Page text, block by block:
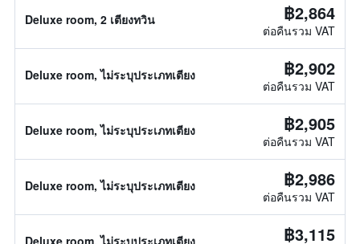
Deluxe room, 2 เตียงทวิน ฿2,864
ต่อคืนรวม VAT
Deluxe room, ไม่ระบุประเภทเตียง ฿2,902
ต่อคืนรวม VAT
Deluxe room, ไม่ระบุประเภทเตียง ฿2,905
ต่อคืนรวม VAT
Deluxe room, ไม่ระบุประเภทเตียง ฿2,986
ต่อคืนรวม VAT
Deluxe room, ไม่ระบุประเภทเตียง ฿3,115